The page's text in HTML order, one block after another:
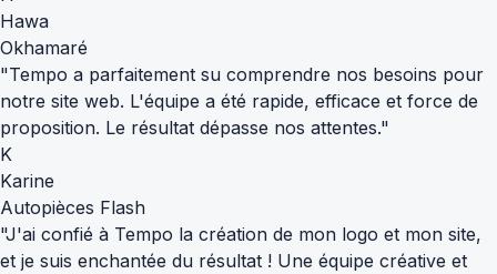
Hawa
Okhamaré
"Tempo a parfaitement su comprendre nos besoins pour
notre site web. L'équipe a été rapide, efficace et force de
proposition. Le résultat dépasse nos attentes."
K
Karine
Autopièces Flash
"J'ai confié à Tempo la création de mon logo et mon site,
et je suis enchantée du résultat ! Une équipe créative et